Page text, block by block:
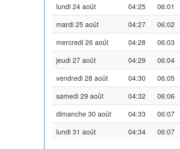
lundi 24 août
04:25 06:01
mardi 25 août
04:27 06:02
mercredi 26 août
04:28 06:03
jeudi 27 août
04:29 06:04
vendredi 28 août
04:30 06:05
samedi 29 août
04:32 06:06
dimanche 30 août
04:33 06:07
lundi 31 août
04:34 06:07